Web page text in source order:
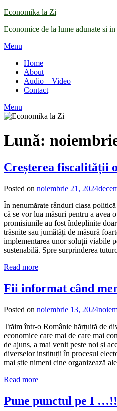
Skip
content
Economika la Zi
Economice de la lume adunate si
Menu
Home
About
Audio – Video
Contact
Menu
Lună:
Creșterea fiscalității
Posted on noiembrie 21, 2024
În nenumărate rânduri clasa
că se vor lua măsuri pentru a avea
promisiunile au fost îndeplinite
trăsnite sau jumătăți de măsură
implementarea unor soluții viabile
sustenabilă. Spre surprinderea
Read more
Fii informat când
Posted on noiembrie 13, 2024
Trăim într-o Românie hărțuită de
economice care mai de care mai
de ajuns, a mai venit peste noi și
diverselor instituții în procesul
mai știe nimeni cine organizează
Read more
Pune punctul pe I